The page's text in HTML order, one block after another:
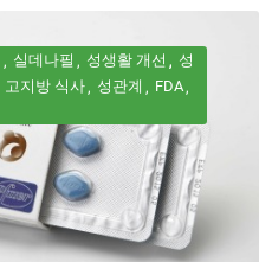
실데나필 성생활 개선
성
고지방 식사 성관계
FDA